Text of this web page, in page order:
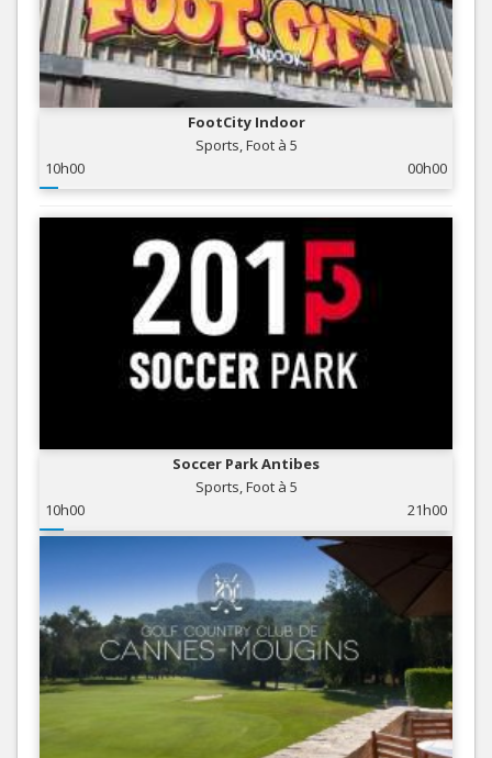
FootCity Indoor
Sports, Foot à 5
10h00
00h00
Soccer Park Antibes
Sports, Foot à 5
10h00
21h00